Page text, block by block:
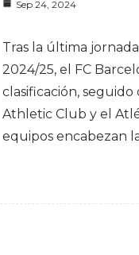
Sep 24, 2024
Tras la última
2024/25, el FC
clasificación, seguido
Athletic Club y el
equipos encabezan